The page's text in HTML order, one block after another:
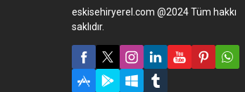
eskisehiryerel.com @2024 Tüm hakkı
saklıdır.